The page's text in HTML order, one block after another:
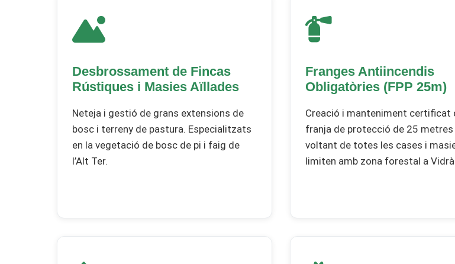
Desbrossament de Fincas
Rústiques i Masies Aïllades
Neteja i gestió de grans extensions de
bosc i terreny de pastura. Especialitzats
en la vegetació de bosc de pi i faig de
l’Alt Ter.
Franges Antiincendis
Obligatòries (FPP 25m)
Creació i manteniment certificat
franja de protecció de 25 metres
voltant de totes les cases i
limiten amb zona forestal a Vidrà.